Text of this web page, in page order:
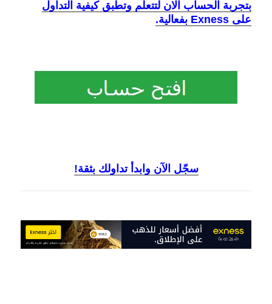
بتجربة الحساب الان لتتعلم وتطبق كيفية التداول
على Exness بفعالية.
سجّل الآن وابدأ تداولك بثقة!